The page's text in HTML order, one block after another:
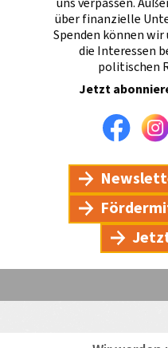
über finanzielle
Spenden können
die Interessen
politischen
Jetzt